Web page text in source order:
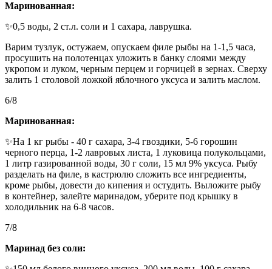
Маринованная:
✨0,5 воды, 2 ст.л. соли и 1 сахара, лаврушка.
Варим тузлук, остужаем, опускаем филе рыбы на 1-1,5 часа,
просушить на полотенцах уложить в банку слоями между
укропом и луком, черным перцем и горчицей в зернах. Сверху
залить 1 столовой ложкой яблочного уксуса и залить маслом.
6/8
Маринованная:
✨На 1 кг рыбы - 40 г сахара, 3-4 гвоздики, 5-6 горошин
черного перца, 1-2 лавровых листа, 1 луковица полукольцами,
1 литр газированной воды, 30 г соли, 15 мл 9% уксуса. Рыбу
разделать на филе, в кастрюлю сложить все ингредиенты,
кроме рыбы, довести до кипения и остудить. Выложите рыбу
в контейнер, залейте маринадом, уберите под крышку в
холодильник на 6-8 часов.
7/8
Маринад без соли: